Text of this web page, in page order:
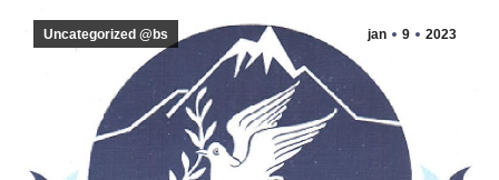
jan 9 2023
Uncategorized @bs